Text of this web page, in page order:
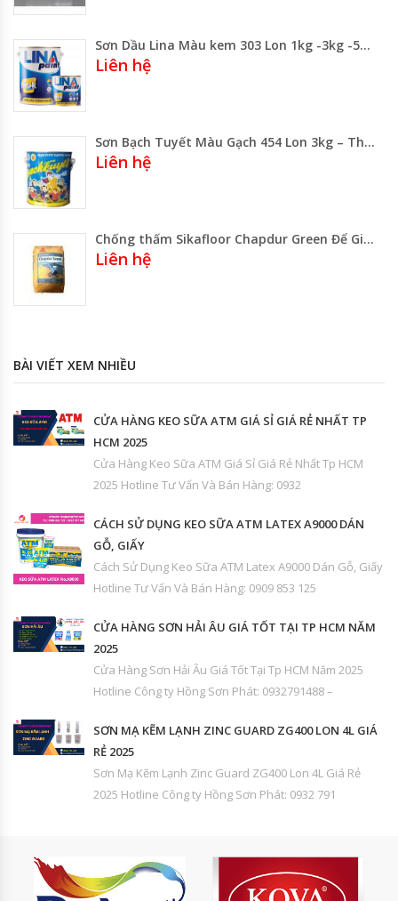
Sơn Dầu Lina Màu kem 303 Lon 1kg -3kg -5kg -Thùng 20kg Gía Rẻ Gía Sỉ
Liên hệ
Sơn Bạch Tuyết Màu Gạch 454 Lon 3kg – Thùng 16kg Gía Rẻ Gía Sỉ
Liên hệ
Chống thấm Sikafloor Chapdur Green Để Gia Cố Cho Bề Mặt Sàn Tấm Bê Tông
Liên hệ
BÀI VIẾT XEM NHIỀU
CỬA HÀNG KEO SỮA ATM GIÁ SỈ GIÁ RẺ NHẤT TP
HCM 2025
Cửa Hàng Keo Sữa ATM Giá Sỉ Giá Rẻ Nhất Tp HCM
2025 Hotline Tư Vấn Và Bán Hàng: 0932
CÁCH SỬ DỤNG KEO SỮA ATM LATEX A9000 DÁN
GỖ, GIẤY
Cách Sử Dụng Keo Sữa ATM Latex A9000 Dán Gỗ, Giấy
Hotline Tư Vấn Và Bán Hàng: 0909 853 125
CỬA HÀNG SƠN HẢI ÂU GIÁ TỐT TẠI TP HCM NĂM
2025
Cửa Hàng Sơn Hải Âu Giá Tốt Tại Tp HCM Năm 2025
Hotline Công ty Hồng Sơn Phát: 0932791488 –
SƠN MẠ KẼM LẠNH ZINC GUARD ZG400 LON 4L GIÁ
RẺ 2025
Sơn Mạ Kẽm Lạnh Zinc Guard ZG400 Lon 4L Giá Rẻ
2025 Hotline Công ty Hồng Sơn Phát: 0932 791